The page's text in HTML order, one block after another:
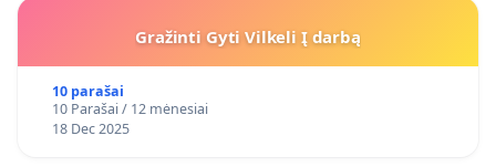
Gražinti Gyti Vilkeli Į darbą
10 parašai
10 Parašai / 12 mėnesiai
18 Dec 2025